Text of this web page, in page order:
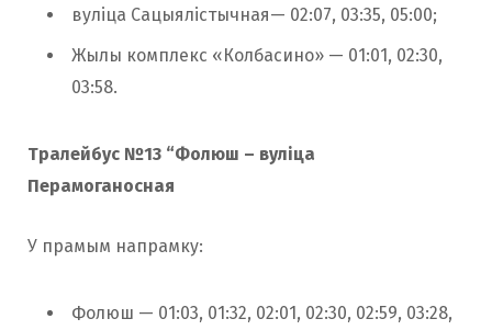
вуліца Сацыялістычная— 02:07, 03:35, 05:00;
Жылы комплекс «Колбасино» — 01:01, 02:30,
03:58.
Тралейбус №13 “Фолюш – вуліца
Перамоганосная
У прамым напрамку:
Фолюш — 01:03, 01:32, 02:01, 02:30, 02:59, 03:28,